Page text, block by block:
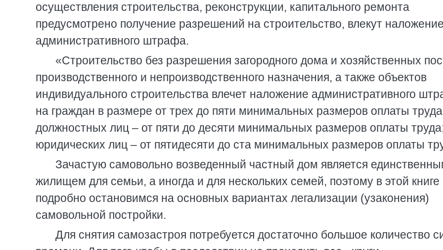
осуществления строительства, реконструкции, капитального ремонта
предусмотрено получение разрешений на строительство, влекут
административного штрафа.
«Строительство без разрешения загородного дома и хозяйственных
производственного и непроизводственного назначения, а также объектов
индивидуального строительства влечет наложение административного
на граждан в размере от трех до пяти минимальных размеров оплаты
должностных лиц – от пяти до десяти минимальных размеров оплаты
юридических лиц – от пятидесяти до ста минимальных размеров оплаты
Зачастую самовольно возведенный частный дом является
жилищем для семьи, а иногда и для нескольких семей, поэтому в этой
подробно остановимся на основных вариантах легализации (узаконения)
самовольной постройки.
Для снятия самозастроя потребуется достаточно большое количество